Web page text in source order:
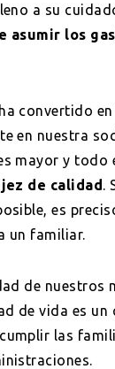
a su
asumir los
convertido en
en nuestra
mayor y todo
de calidad.
es
un familiar.
de nuestros
de vida es un
las